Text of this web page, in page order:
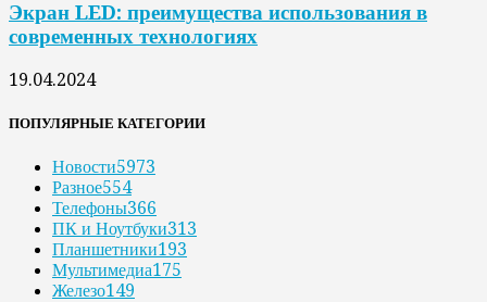
Экран LED: преимущества использования в
современных технологиях
19.04.2024
ПОПУЛЯРНЫЕ КАТЕГОРИИ
Новости5973
Разное554
Телефоны366
ПК и Ноутбуки313
Планшетники193
Мультимедиа175
Железо149